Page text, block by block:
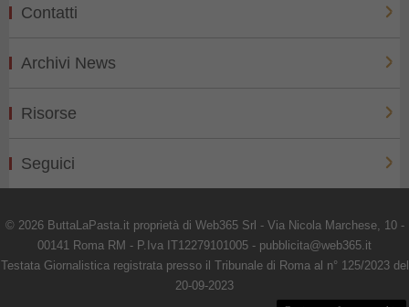
Contatti
Archivi News
Risorse
Seguici
© 2026 ButtaLaPasta.it proprietà di Web365 Srl - Via Nicola Marchese, 10 -
00141 Roma RM - P.Iva IT12279101005 - pubblicita@web365.it
Testata Giornalistica registrata presso il Tribunale di Roma al n° 125/2023 del
20-09-2023